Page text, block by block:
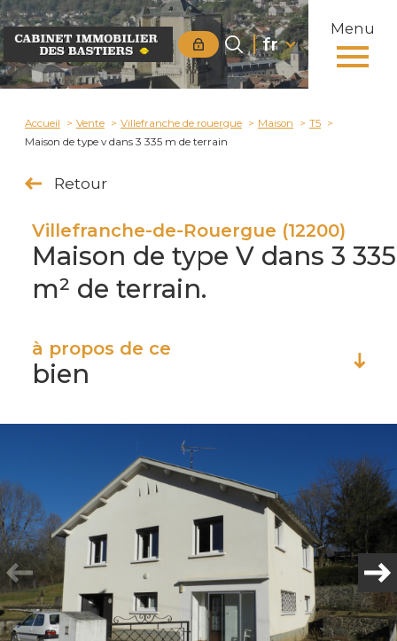
Menu
Langue
fr
Accueil 0 Langue
fr
Accueil Vente Villefranche de rouergue Maison
T5
Maison de type v dans 3 335 m de terrain
Retour
Villefranche-de-Rouergue (12200)
Maison de type V dans 3 335
m² de terrain.
à propos de ce
bien
Plus d'informations
financières
Plus de
détails